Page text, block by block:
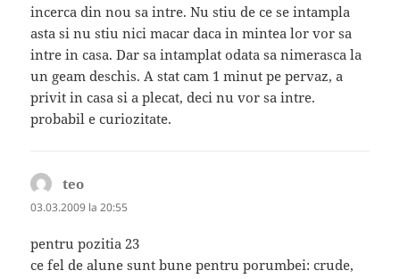
incerca din nou sa intre. Nu stiu de ce se intampla
asta si nu stiu nici macar daca in mintea lor vor sa
intre in casa. Dar sa intamplat odata sa nimerasca la
un geam deschis. A stat cam 1 minut pe pervaz, a
privit in casa si a plecat, deci nu vor sa intre.
probabil e curiozitate.
teo
03.03.2009 la 20:55
pentru pozitia 23
ce fel de alune sunt bune pentru porumbei: crude,